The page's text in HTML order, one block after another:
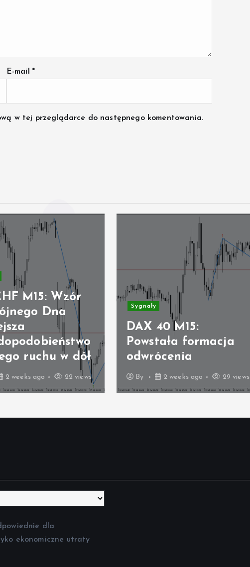
E-mail *
w tej przeglądarce do następnego komentowania.
M15: Wzór
Dna
ruchu w dół
2 weeks ago 22 views
Sygnały
DAX 40 M15:
Powstała formacja
odwrócenia
By 2 weeks ago 29 views
dla
ekonomiczne utraty